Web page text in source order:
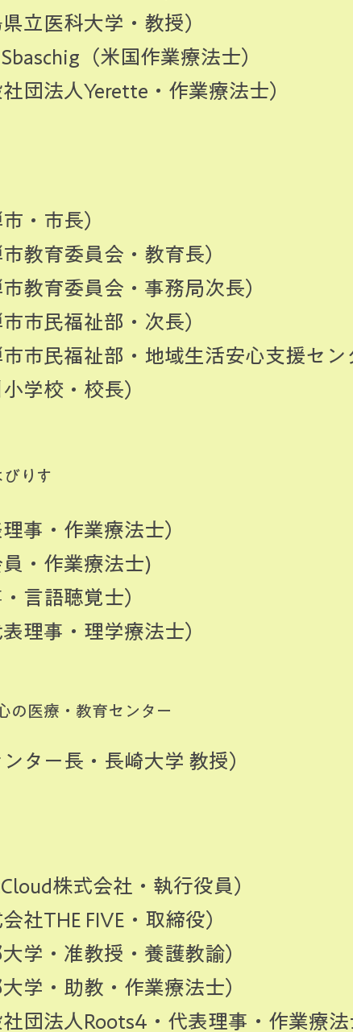
立医科大学・教授）
（米国作業療法士）
団法人Yerette・作業療法士）
・市長）
教育委員会・教育長）
教育委員会・事務局次長）
市民福祉部・次長）
市民福祉部・地域生活安心支援セン
学校・校長）
りす
事・作業療法士）
・作業療法士)
言語聴覚士）
理事・理学療法士）
の医療・教育センター
ター長・長崎大学 教授）
株式会社・執行役員）
社THE FIVE・取締役）
学・准教授・養護教諭）
学・助教・作業療法士）
団法人Roots4・代表理事・作業療法